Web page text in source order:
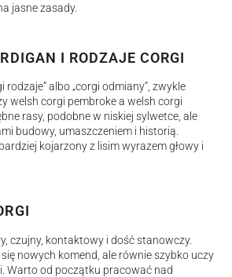
jasne zasady.
I RODZAJE CORGI
rodzaje” albo „corgi odmiany”, zwykle
welsh corgi pembroke a welsh corgi
rasy, podobne w niskiej sylwetce, ale
budowy, umaszczeniem i historią.
kojarzony z lisim wyrazem głowy i
czujny, kontaktowy i dość stanowczy.
nowych komend, ale równie szybko uczy
Warto od początku pracować nad